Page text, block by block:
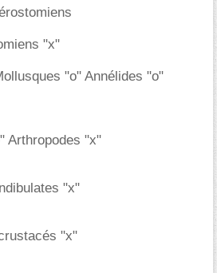
"x"
"o" Annélides "o"
Arthropodes "x"
"x"
"x"